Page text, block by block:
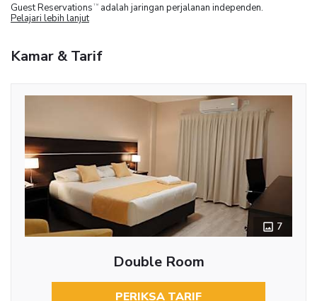
Guest Reservations TM
adalah jaringan perjalanan independen.
Pelajari lebih lanjut
Kamar & Tarif
7
Double Room
PERIKSA TARIF